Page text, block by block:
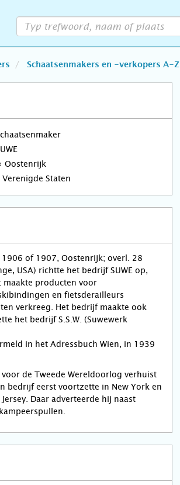
Schaatsenmakers en -verkopers A-Z
Oostenrijk
Verenigde Staten
1906 of 1907, Oostenrijk; overl. 28
USA) richtte het bedrijf SUWE op,
maakte producten voor
en fietsderailleurs
verkreeg. Het bedrijf maakte ook
het bedrijf S.S.W. (Suwewerk
in het Adressbuch Wien, in 1939
de Tweede Wereldoorlog verhuist
bedrijf eerst voortzette in New York en
Daar adverteerde hij naast